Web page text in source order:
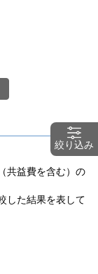
絞り込み
共益費を含む）の
した結果を表して